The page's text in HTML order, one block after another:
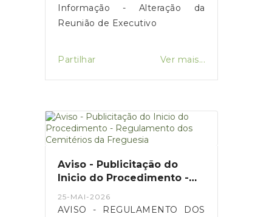
Informação - Alteração da
Reunião de Executivo
Partilhar Ver mais...
Aviso - Publicitação do
Inicio do Procedimento -
Cemitérios da Freguesia
25-MAI-2026
AVISO - REGULAMENTO DOS